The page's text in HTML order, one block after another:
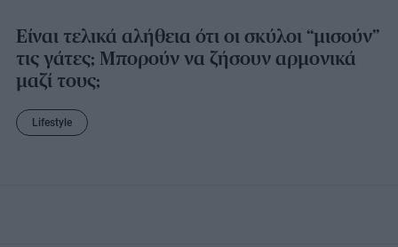
Είναι τελικά αλήθεια ότι οι σκύλοι “μισούν”
τις γάτες; Μπορούν να ζήσουν αρμονικά
μαζί τους;
Lifestyle